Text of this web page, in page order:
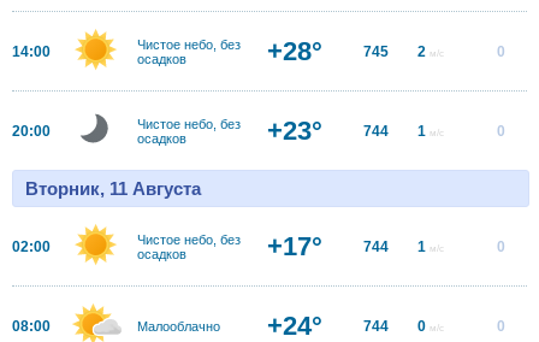
14:00
Чистое небо, без
осадков
+28° 745 2 м/с 0
20:00
Чистое небо, без
осадков
+23° 744 1 м/с 0
Вторник, 11 Августа
02:00
Чистое небо, без
осадков
+17° 744 1 м/с 0
08:00 Малооблачно +24° 744 0 м/с 0